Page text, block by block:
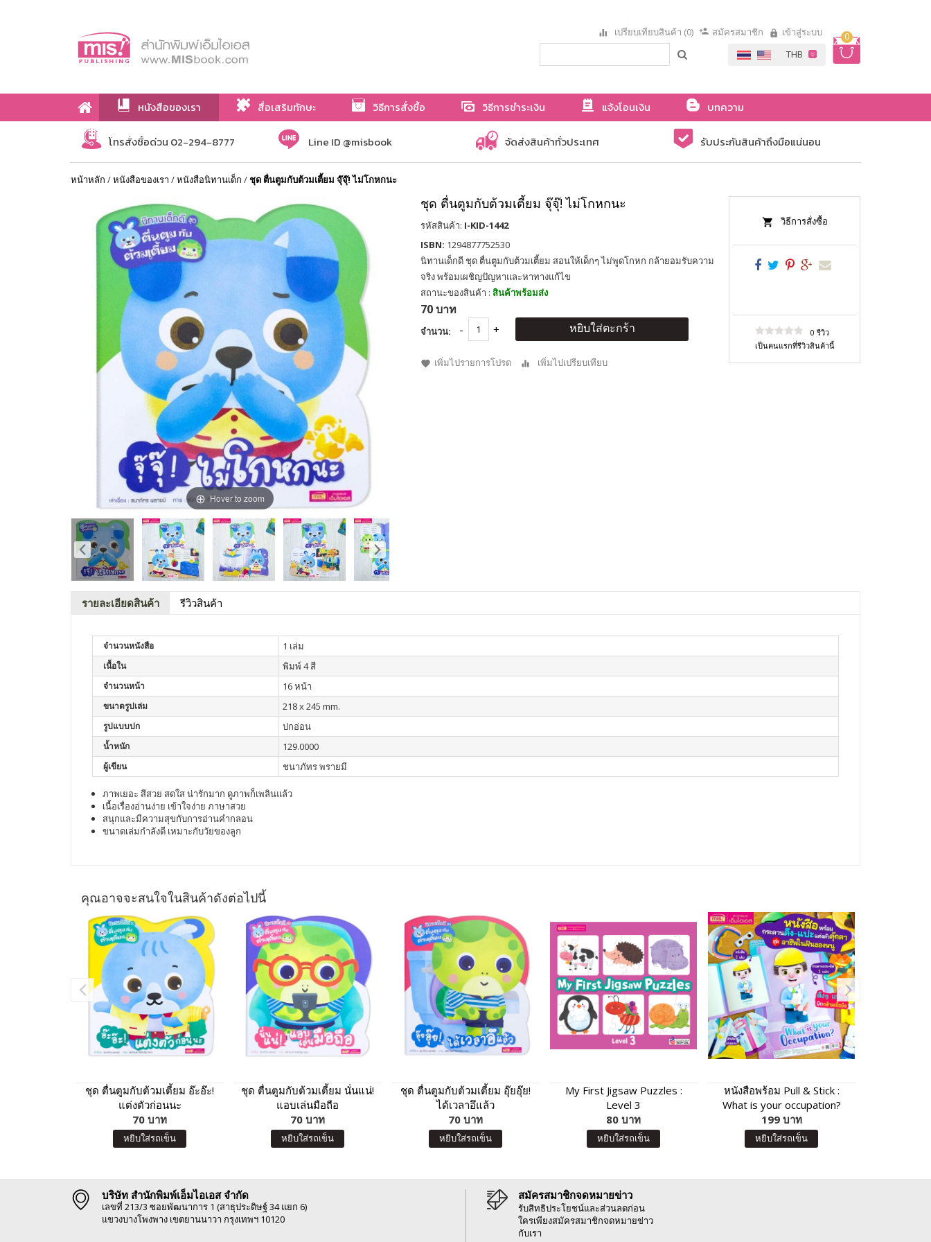
0
เปรียบเทียบสินค้า (0) สมัครสมาชิก เข้าสู่ระบบ
หนังสือของเรา สื่อเสริมทักษะ วิธีการสั่งซื้อ วิธีการชำระเงิน แจ้งโอนเงิน
บทความ
เกี่ยวกับเรา
โทรสั่งซื้อด่วน 02-294-8777 Line ID @misbook จัดส่งสินค้าทั่วประเทศ รับประกันสินค้าถึงมือแน่นอน
หน้าหลัก /หนังสือของเรา /หนังสือนิทานเด็ก / ชุด ตื่นตูมกับต้วมเตี้ยม จุ๊จุ๊! ไม่โกหกนะ
Hover to zoom
ชุด ตื่นตูมกับต้วมเตี้ยม จุ๊จุ๊! ไม่โกหกนะ
รหัสสินค้า: I-KID-1442
ISBN: 1294877752530
นิทานเด็กดี ชุด ตื่นตูมกับต้วมเตี้ยม สอนให้เด็กๆ ไม่พูดโกหก กล้ายอมรับความ
จริง พร้อมเผชิญปัญหาและหาทางแก้ไข
สถานะของสินค้า : สินค้าพร้อมส่ง
70 บาท
จำนวน: หยิบใส่ตะกร้า
เพิ่มไปรายการโปรด เพิ่มไปเปรียบเทียบ
วิธีการสั่งซื้อ
0 รีวิว
เป็นคนแรกที่รีวิวสินค้านี้
รายละเอียดสินค้า รีวิวสินค้า
จำนวนหนังสือ 1 เล่ม
เนื้อใน พิมพ์ 4 สี
จำนวนหน้า 16 หน้า
ขนาดรูปเล่ม 218 x 245 mm.
รูปแบบปก ปกอ่อน
น้ำหนัก 129.0000
ผู้เขียน ชนาภัทร พรายมี
ภาพเยอะ สีสวย สดใส น่ารักมาก ดูภาพก็เพลินแล้ว
เนื้อเรื่องอ่านง่าย เข้าใจง่าย ภาษาสวย
สนุกและมีความสุขกับการอ่านคำกลอน
ขนาดเล่มกำลังดี เหมาะกับวัยของลูก
คุณอาจจะสนใจในสินค้าดังต่อไปนี้
ชุด ตื่นตูมกับต้วมเตี้ยม อ๊ะอ๊ะ!
แต่งตัวก่อนนะ
70 บาท
หยิบใส่รถเข็น
ชุด ตื่นตูมกับต้วมเตี้ยม นั่นแน่!
แอบเล่นมือถือ
70 บาท
หยิบใส่รถเข็น
ชุด ตื่นตูมกับต้วมเตี้ยม อุ๊ยอุ๊ย!
ได้เวลาอึแล้ว
70 บาท
หยิบใส่รถเข็น
My First Jigsaw Puzzles :
Level 3
80 บาท
หยิบใส่รถเข็น
หนังสือพร้อม Pull & Stick :
What is your occupation?
แต่งตัวตุ๊กตา ชุด อาชีพในฝัน
ของหนู
199 บาท
หยิบใส่รถเข็น
บริษัท สำนักพิมพ์เอ็มไอเอส จำกัด
เลขที่ 213/3 ซอยพัฒนาการ 1 (สาธุประดิษฐ์ 34 แยก 6)
แขวงบางโพงพาง เขตยานนาวา กรุงเทพฯ 10120
สมัครสมาชิกจดหมายข่าว
รับสิทธิประโยชน์และส่วนลดก่อน
ใครเพียงสมัครสมาชิกจดหมายข่าว
กับเรา